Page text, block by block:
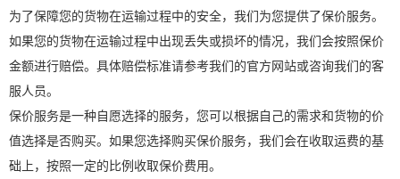
为了保障您的货物在运输过程中的安全，我们为您提供了保价服务。
如果您的货物在运输过程中出现丢失或损坏的情况，我们会按照保价
金额进行赔偿。具体赔偿标准请参考我们的官方网站或咨询我们的客
服人员。
保价服务是一种自愿选择的服务，您可以根据自己的需求和货物的价
值选择是否购买。如果您选择购买保价服务，我们会在收取运费的基
础上，按照一定的比例收取保价费用。